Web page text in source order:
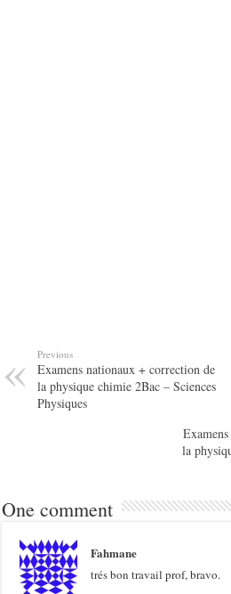
Previous
Examens nationaux + correction de
la physique chimie 2Bac – Sciences
Physiques
la
One comment
Fahmane
trés bon travail prof, bravo.